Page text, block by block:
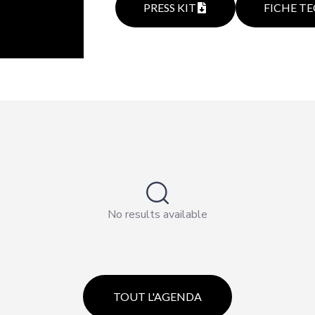
PRESS KIT FICHE
No results available
TOUT L'AGENDA